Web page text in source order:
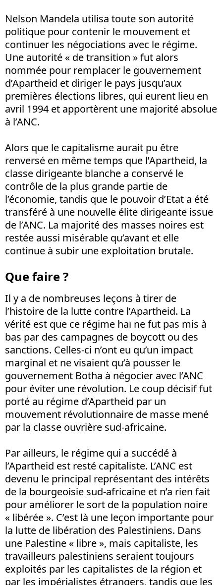
Nelson Mandela utilisa toute son autorité
politique pour contenir le mouvement et
continuer les négociations avec le régime.
Une autorité « de transition » fut alors
nommée pour remplacer le gouvernement
d’Apartheid et diriger le pays jusqu’aux
premières élections libres, qui eurent lieu en
avril 1994 et apportèrent une majorité absolue
à l’ANC.
Alors que le capitalisme aurait pu être
renversé en même temps que l’Apartheid, la
classe dirigeante blanche a conservé le
contrôle de la plus grande partie de
l’économie, tandis que le pouvoir d’Etat a été
transféré à une nouvelle élite dirigeante issue
de l’ANC. La majorité des masses noires est
restée aussi misérable qu’avant et elle
continue à subir une exploitation brutale.
Que faire ?
Il y a de nombreuses leçons à tirer de
l’histoire de la lutte contre l’Apartheid. La
vérité est que ce régime haï ne fut pas mis à
bas par des campagnes de boycott ou des
sanctions. Celles-ci n’ont eu qu’un impact
marginal et ne visaient qu’à pousser le
gouvernement Botha à négocier avec l’ANC
pour éviter une révolution. Le coup décisif fut
porté au régime d’Apartheid par un
mouvement révolutionnaire de masse mené
par la classe ouvrière sud-africaine.
Par ailleurs, le régime qui a succédé à
l’Apartheid est resté capitaliste. L’ANC est
devenu le principal représentant des intérêts
de la bourgeoisie sud-africaine et n’a rien fait
pour améliorer le sort de la population noire
« libérée ». C’est là une leçon importante pour
la lutte de libération des Palestiniens. Dans
une Palestine « libre », mais capitaliste, les
travailleurs palestiniens seraient toujours
exploités par les capitalistes de la région et
par les impérialistes étrangers, tandis que les